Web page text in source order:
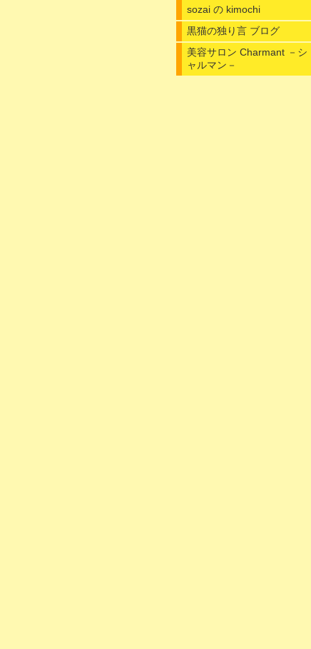
sozai の kimochi
黒猫の独り言 ブログ
美容サロン Charmant －シ
ャルマン－